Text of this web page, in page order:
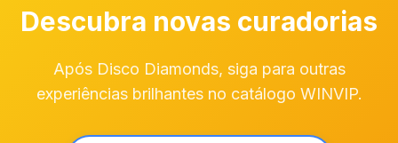
Descubra novas curadorias
Após Disco Diamonds, siga para outras
experiências brilhantes no catálogo WINVIP.